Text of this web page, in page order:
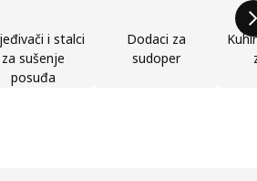
i stalci
za sušenje
posuđa
Dodaci za
sudoper